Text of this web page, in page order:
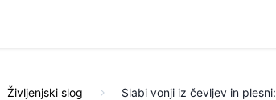
Življenjski slog Slabi vonji iz čevljev in